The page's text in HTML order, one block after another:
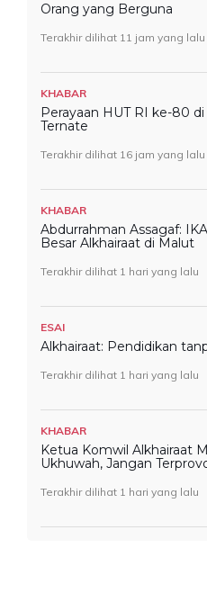
Orang yang Berguna
Terakhir dilihat 11 jam yang lalu
KHABAR
Perayaan HUT RI ke-80
Ternate
Terakhir dilihat 16 jam yang lalu
KHABAR
Abdurrahman Assagaf:
Besar Alkhairaat di Malut
Terakhir dilihat 1 hari yang lalu
ESAI
Alkhairaat: Pendidikan
Terakhir dilihat 1 hari yang lalu
KHABAR
Ketua Komwil Alkhairaat
Ukhuwah, Jangan
Terakhir dilihat 1 hari yang lalu